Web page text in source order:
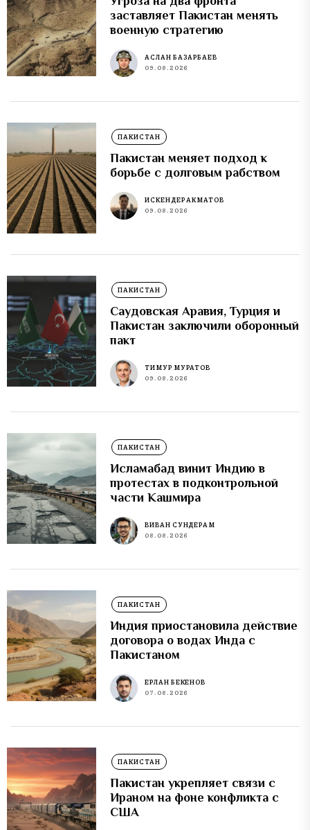
заставляет Пакистан менять
военную стратегию
АСЛАН БАЗАРБАЕВ
09.08.2026
ПАКИСТАН
Пакистан меняет подход к
борьбе с долговым рабством
ИСКЕНДЕР АКМАТОВ
09.08.2026
ПАКИСТАН
Саудовская Аравия, Турция и
Пакистан заключили оборонный
пакт
ТИМУР МУРАТОВ
09.08.2026
ПАКИСТАН
Исламабад винит Индию в
протестах в подконтрольной
части Кашмира
ВИВАН СУНДЕРАМ
08.08.2026
ПАКИСТАН
Индия приостановила действие
договора о водах Инда с
Пакистаном
ЕРЛАН БЕКЕНОВ
07.08.2026
ПАКИСТАН
Пакистан укрепляет связи с
Ираном на фоне конфликта с
США